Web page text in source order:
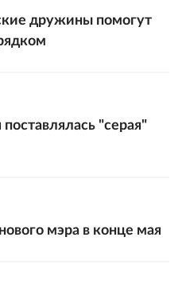
дружины помогут
"серая"
мэра в конце мая